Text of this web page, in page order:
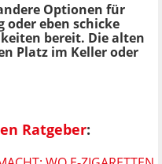
Optionen für
oder eben schicke
bereit. Die alten
Platz im Keller oder
Ratgeber: